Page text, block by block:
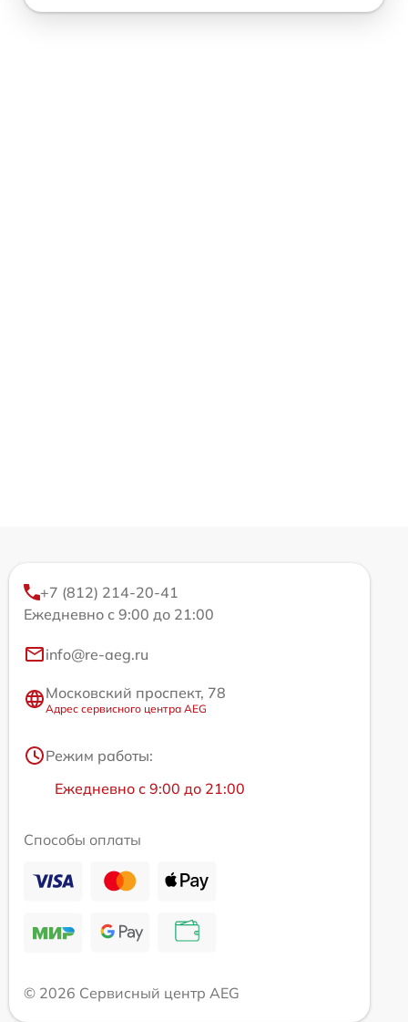
+7 (812) 214-20-41
Ежедневно с 9:00 до 21:00
info@re-aeg.ru
Московский проспект, 78
Адрес сервисного центра AEG
Режим работы:
Ежедневно с 9:00 до 21:00
Способы оплаты
© 2026 Сервисный центр AEG